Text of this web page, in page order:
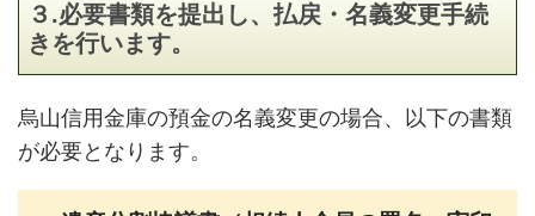
３.必要書類を提出し、払戻・名義変更手続
きを行います。
烏山信用金庫の預金の名義変更の場合、以下の書類
が必要となります。